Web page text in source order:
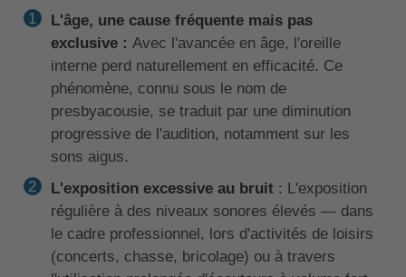
L'âge, une cause fréquente mais pas
exclusive : Avec l'avancée en âge, l'oreille
interne perd naturellement en efficacité. Ce
phénomène, connu sous le nom de
presbyacousie, se traduit par une diminution
progressive de l'audition, notamment sur les
sons aigus.
L'exposition excessive au bruit: L'exposition
régulière à des niveaux sonores élevés — dans
le cadre professionnel, lors d'activités de loisirs
(concerts, chasse, bricolage) ou à travers